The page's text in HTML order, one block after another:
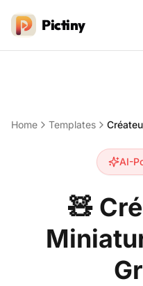
Pictiny
Home Templates
AI-
🧸